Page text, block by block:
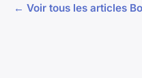
← Voir tous les articles